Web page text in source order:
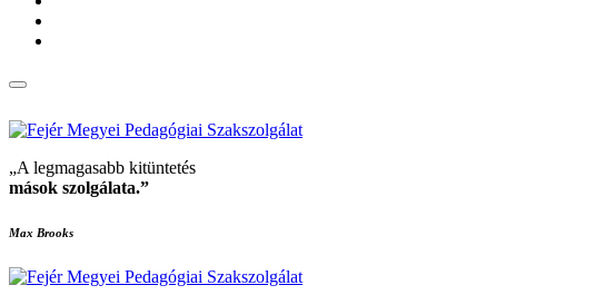
„A legmagasabb kitüntetés
mások szolgálata.”
Max Brooks